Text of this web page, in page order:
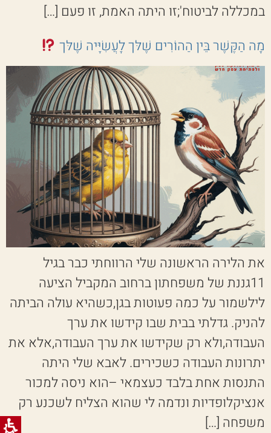
במכללה לביטוח';זו היתה האמת, זו פעם […]
מָה הַקֶּשֶׁר בֵּין הַהוֹרִים שֶׁלּך לָעֲשִׂיָּיה שֶׁלּך
את הלירה הראשונה שלי הרווחתי כבר בגיל
11גננת של משפחתון ברחוב המקביל הציעה
לילשמור על כמה פעוטות בגן,כשהיא עולה הביתה
להניק. גדלתי בבית שבו קידשו את ערך
העבודה,ולא רק שקידשו את ערך העבודה,אלא את
יתרונות העבודה כשכירים. לאבא שלי היתה
התנסות אחת בלבד כעצמאי –הוא ניסה למכור
אנציקלופדיות ונדמה לי שהוא הצליח לשכנע רק
משפחה […]